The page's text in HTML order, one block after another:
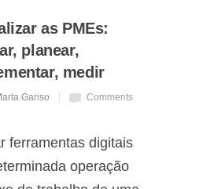
as PMEs:
planear,
medir
Gariso
Comments
ferramentas digitais
operação